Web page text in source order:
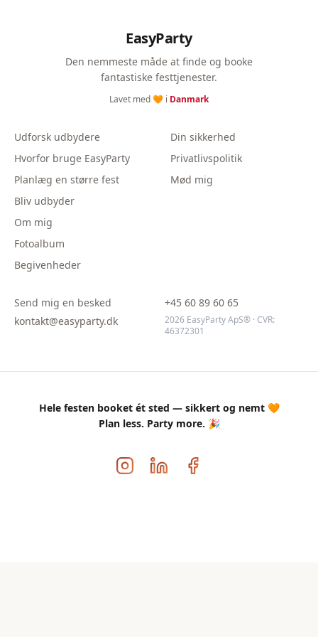
EasyParty
Den nemmeste måde at finde og booke
fantastiske festtjenester.
Lavet med 🧡 i Danmark
Udforsk udbydere
Hvorfor bruge EasyParty
Planlæg en større fest
Bliv udbyder
Om mig
Fotoalbum
Begivenheder
Din sikkerhed
Privatlivspolitik
Mød mig
Send mig en besked
kontakt@easyparty.dk
+45 60 89 60 65
2026 EasyParty ApS® · CVR:
46372301
Hele festen booket ét sted — sikkert og nemt 🧡
Plan less. Party more. 🎉